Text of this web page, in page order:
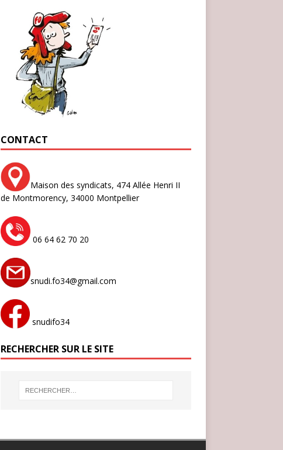
CONTACT
Maison des syndicats, 474 Allée Henri II
de Montmorency, 34000 Montpellier
06 64 62 70 20
snudi.fo34@gmail.com
snudifo34
RECHERCHER SUR LE SITE